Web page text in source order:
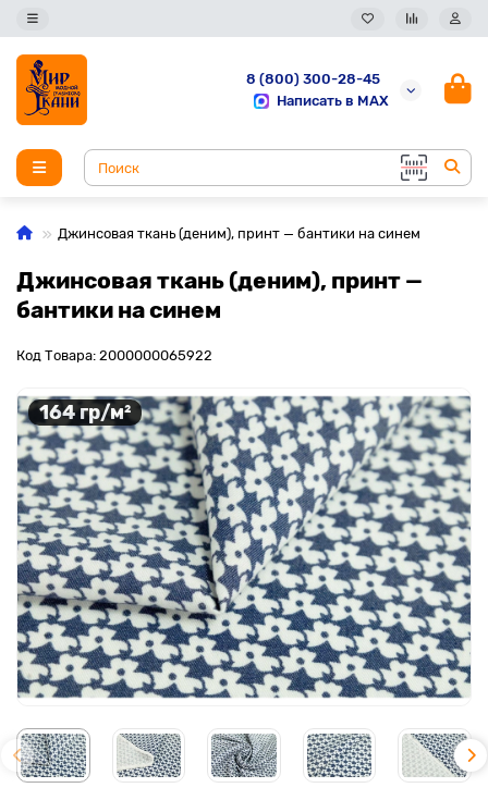
8 (800) 300-28-45
Написать в MAX
Джинсовая ткань (деним), принт — бантики на синем
Джинсовая ткань (деним), принт —
бантики на синем
Код Товара: 2000000065922
164 гр/м²